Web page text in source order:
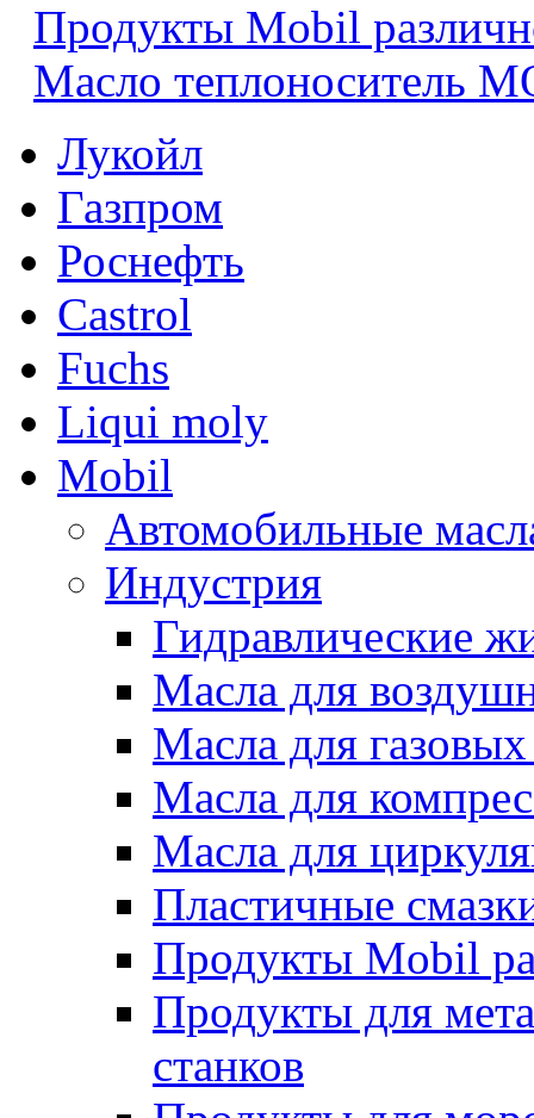
Продукты Mobil
Масло теплоноситель
Лукойл
Газпром
Роснефть
Castrol
Fuchs
Liqui moly
Mobil
Автомобильные
Индустрия
Гидравлические
Масла для
Масла для газовых
Масла для
Масла для
Пластичные
Продукты Mobil
Продукты для
станков